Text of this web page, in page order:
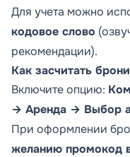
Для учета можно
кодовое слово
рекомендации).
Как засчитать
Включите опцию:
→ Аренда → Выбор
При оформлении
желанию промокод